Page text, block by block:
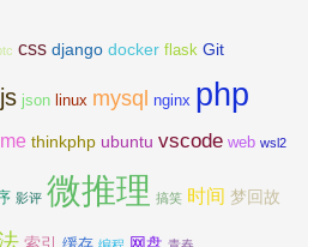
css django docker flask Git
js json linux mysql nginx php
thinkphp ubuntu vscode web wsl2
影评 微推理 搞笑 时间 梦回故